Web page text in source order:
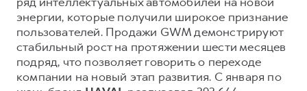
DARGO DARGO X
Каталоги и прайс-листы
Программа «HAVAL Защита+»
Тест-драйв
Трейд-ин
Стоимость ТО
СЕРВИСНОЕ ОБСЛУЖИВАНИЕ
Нулевое ТО
ИНФОРМАЦИЯ О ДИЛЕРЕ
О дилере
Контакты
энергии, которые получили широкое признание
пользователей. Продажи GWM демонстрируют
стабильный рост на протяжении шести месяцев
подряд, что позволяет говорить о переходе
компании на новый этап развития. С января по